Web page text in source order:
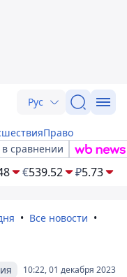
Рус
Право
в сравнении
€539.52 ₽5.73
Все новости
10:22, 01 декабря 2023